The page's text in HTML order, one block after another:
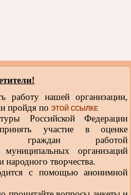
работу нашей организации,
пройдя по ЭТОЙ ССЫЛКЕ
Российской Федерации
участие в оценке
граждан работой
организаций
народного творчества.
с помощью анонимной